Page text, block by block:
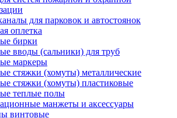
для парковок и автостоянок
оплетка
бирки
вводы (сальники) для труб
маркеры
стяжки (хомуты) металлические
стяжки (хомуты) пластиковые
теплые полы
манжеты и аксессуары
винтовые